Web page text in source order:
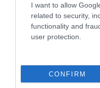
I want to allow
related to security,
functionality and
user protection.
CONFIRM
Επίσημο το μεγάλο
Άρη στον Βασίλη
τρία χρόνια
03.06.2026 - 19:34